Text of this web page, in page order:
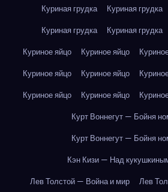
Куриная грудка
Куриная грудка
Куриная грудка
Куриная грудка
Куриное яйцо
Куриное яйцо
Куриное яйцо
Куриное яйцо
Куриное яйцо
Куриное яйцо
Курт Воннегут — Бойня
Курт Воннегут — Бойня
Кэн Кизи — Над
Лев Толстой — Война и мир
Лев